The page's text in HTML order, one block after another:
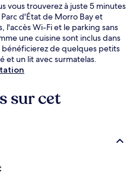
vous trouverez à juste 5 minutes
d'État de Morro Bay et
l'accès Wi-Fi et le parking sans
une cuisine sont inclus dans
de quelques petits
et un lit avec surmatelas.
sur cet